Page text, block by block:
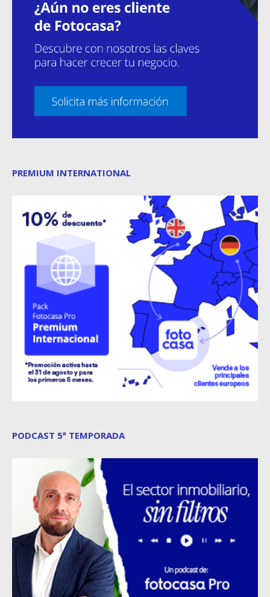
PREMIUM INTERNATIONAL
PODCAST 5ª TEMPORADA